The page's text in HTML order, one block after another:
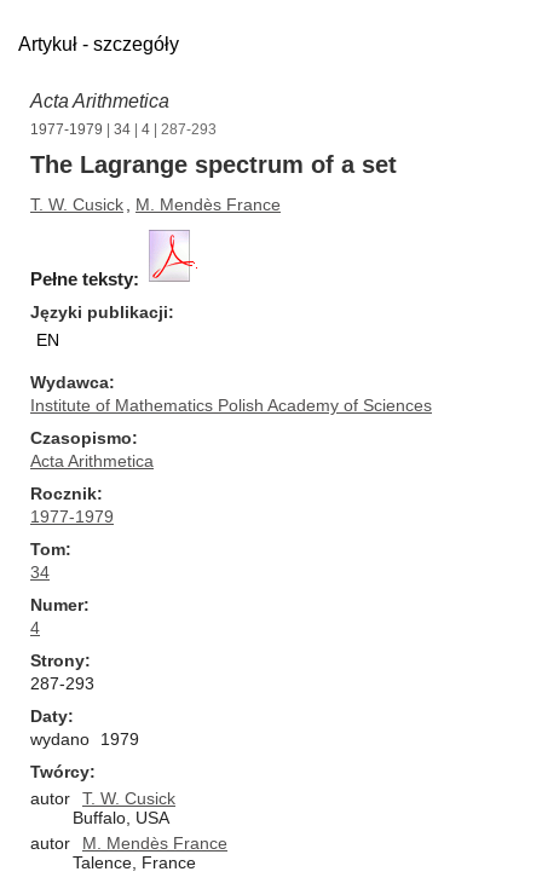
Artykuł - szczegóły
Acta Arithmetica
1977-1979 34 4 | 287-293
The Lagrange spectrum of a set
T. W. Cusick M. Mendès France
Pełne teksty:
Języki publikacji
EN
Wydawca
Institute of Mathematics Polish Academy of Sciences
Czasopismo
Acta Arithmetica
Rocznik
1977-1979
Tom
34
Numer
4
Strony
287-293
Daty
wydano
1979
Twórcy
autor
T. W. Cusick
Buffalo, USA
autor
M. Mendès France
Talence, France